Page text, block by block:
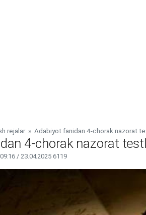
rejalar» Adabiyot fanidan 4-chorak nazorat
4-chorak nazorat
09:16 / 23.04.2025 6119